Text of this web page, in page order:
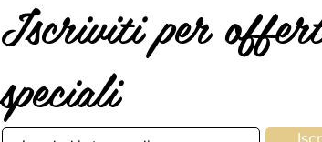
Iscriviti per
speciali